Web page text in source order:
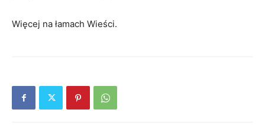
Więcej na łamach Wieści.